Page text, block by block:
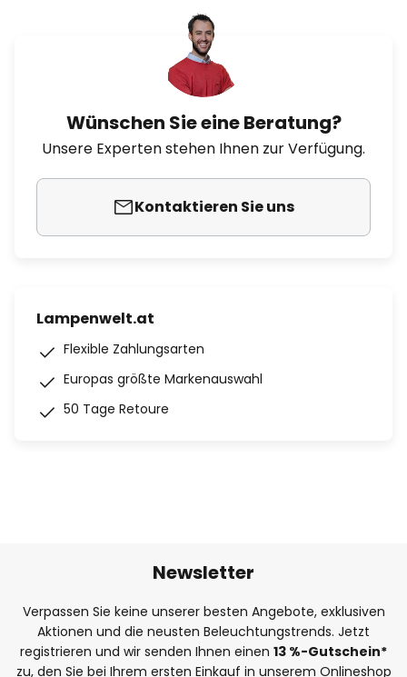
Wünschen Sie eine Beratung?
Unsere Experten stehen Ihnen zur Verfügung.
Kontaktieren Sie uns
Lampenwelt.at
Flexible Zahlungsarten
Europas größte Markenauswahl
50 Tage Retoure
Newsletter
Verpassen Sie keine unserer besten Angebote, exklusiven
Aktionen und die neusten Beleuchtungstrends. Jetzt
registrieren und wir senden Ihnen einen 13 %-Gutschein*
zu, den Sie bei Ihrem ersten Einkauf in unserem Onlineshop